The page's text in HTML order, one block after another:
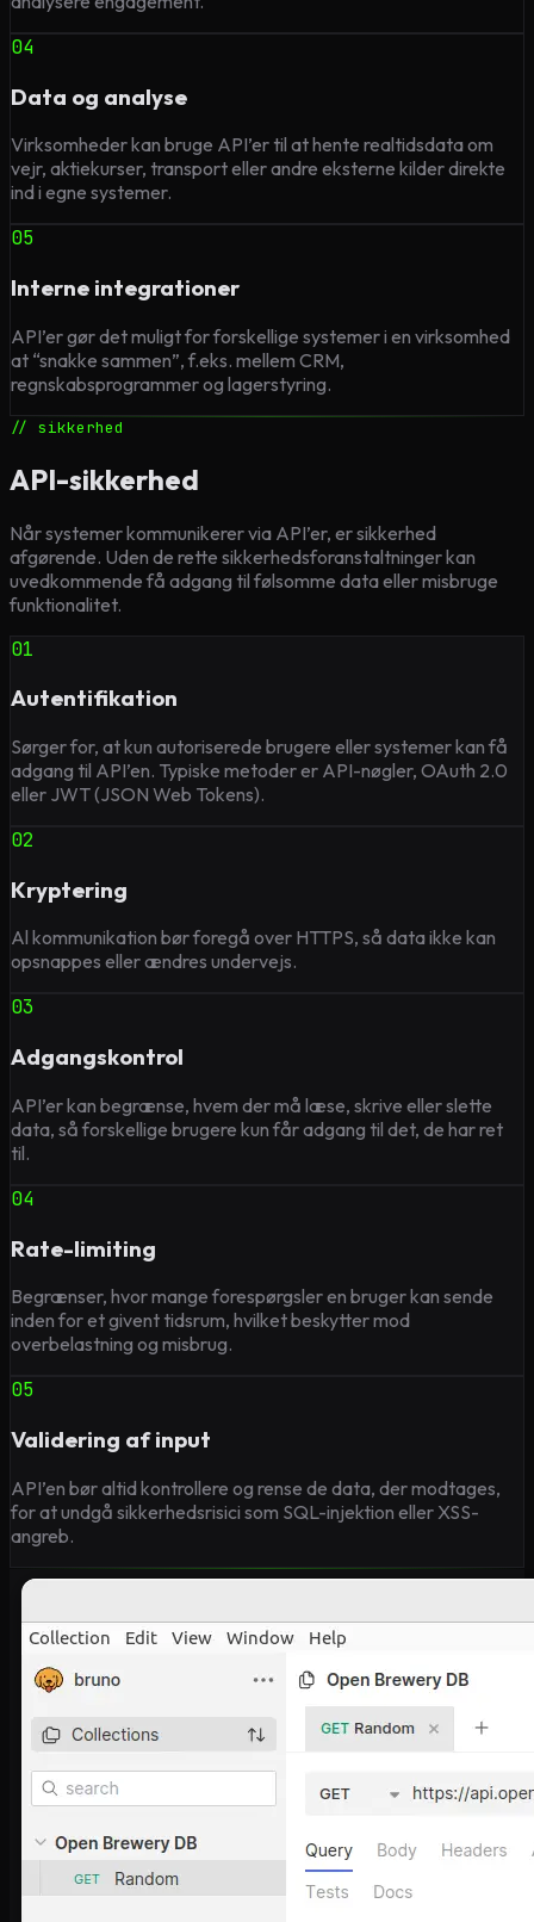
04
Data og analyse
Virksomheder kan bruge API’er til at hente realtidsdata om
vejr, aktiekurser, transport eller andre eksterne kilder direkte
ind i egne systemer.
05
Interne integrationer
API’er gør det muligt for forskellige systemer i en virksomhed
at “snakke sammen”, f.eks. mellem CRM,
regnskabsprogrammer og lagerstyring.
// sikkerhed
API-sikkerhed
Når systemer kommunikerer via API’er, er sikkerhed
afgørende. Uden de rette sikkerhedsforanstaltninger kan
uvedkommende få adgang til følsomme data eller misbruge
funktionalitet.
01
Autentifikation
Sørger for, at kun autoriserede brugere eller systemer kan få
adgang til API’en. Typiske metoder er API-nøgler, OAuth 2.0
eller JWT (JSON Web Tokens).
02
Kryptering
Al kommunikation bør foregå over HTTPS, så data ikke kan
opsnappes eller ændres undervejs.
03
Adgangskontrol
API’er kan begrænse, hvem der må læse, skrive eller slette
data, så forskellige brugere kun får adgang til det, de har ret
til.
04
Rate-limiting
Begrænser, hvor mange forespørgsler en bruger kan sende
inden for et givent tidsrum, hvilket beskytter mod
overbelastning og misbrug.
05
Validering af input
API’en bør altid kontrollere og rense de data, der modtages,
for at undgå sikkerhedsrisici som SQL-injektion eller XSS-
angreb.